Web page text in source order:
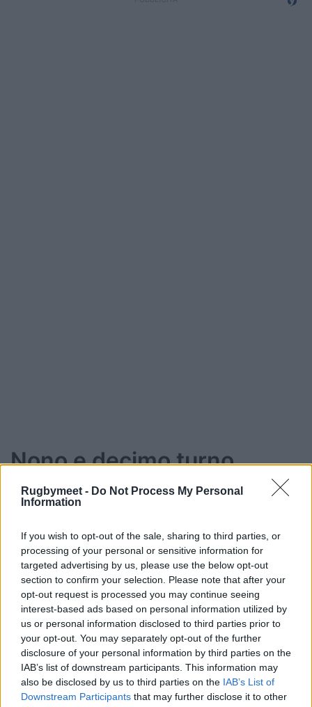
Rugbymeet - Do Not Process My Personal
Information
If you wish to opt-out of the sale, sharing to third parties, or
processing of your personal or sensitive information for
targeted advertising by us, please use the below opt-out
section to confirm your selection. Please note that after your
opt-out request is processed you may continue seeing
interest-based ads based on personal information utilized by
us or personal information disclosed to third parties prior to
your opt-out. You may separately opt-out of the further
disclosure of your personal information by third parties on the
IAB’s list of downstream participants. This information may
also be disclosed by us to third parties on the IAB’s List of
Downstream Participants that may further disclose it to other
Nono e decimo turno
Le partite della nona giornata: 27 dicembre ore
20,45 Bristol Bears-Sale Sharks; 28 dicembre
Saint-Newcastle Falcons, ore 19 Harlequins-
Leicester Tigers; 29 dicembre Exeter Chiefs-
Gloucester.
Le partite della decima giornata: 3 gennaio ore
20,45 Newcastle-Harlequins; 4 gennaio ore 16
Gloucester-Sale e Leicester-Exeter, ore 18,30
Saracens-Bristol; 5 gennaio Northampton-
Bath.